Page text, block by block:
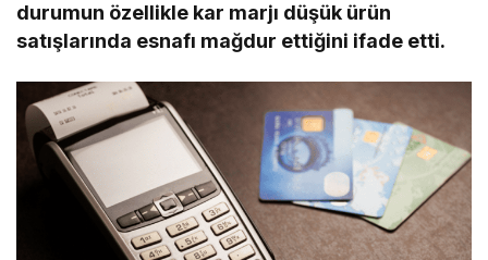
durumun özellikle kar marjı düşük ürün
satışlarında esnafı mağdur ettiğini ifade etti.